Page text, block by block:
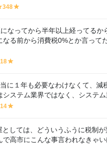
y
348
w
なってから半年以上経ってる
なる前から消費税0%とか言って
lo
w
に１年も必要なわけなくて、
ステム業界ではなく、システ
lo
w
としては、どういうふうに税制
高市にこんな事言われなきゃ